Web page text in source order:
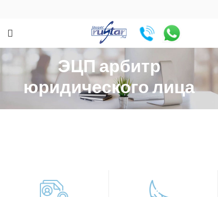
ЭЦП арбитр
юридического лица